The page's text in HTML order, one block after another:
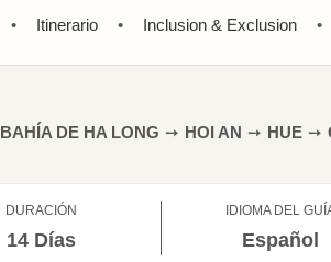
• Itinerario • Inclusion & Exclusion •
BAHÍA DE HA LONG ➙ HOI AN ➙ HUE ➙
DURACIÓN
14 Días
IDIOMA DEL
Español